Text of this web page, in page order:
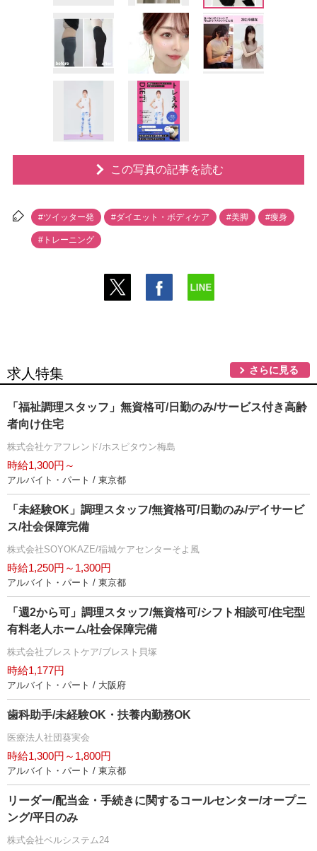
この写真の記事を読む
#ツイッター発 #ダイエット・ボディケア #美脚 #痩身
#トレーニング
求人特集 さらに見る
「福祉調理スタッフ」無資格可/日勤のみ/サービス付き高齢
者向け住宅
株式会社ケアフレンド/ホスピタウン梅島
時給1,300円～
アルバイト・パート / 東京都
「未経験OK」調理スタッフ/無資格可/日勤のみ/デイサービ
ス/社会保障完備
株式会社SOYOKAZE/稲城ケアセンターそよ風
時給1,250円～1,300円
アルバイト・パート / 東京都
「週2から可」調理スタッフ/無資格可/シフト相談可/住宅型
有料老人ホーム/社会保障完備
株式会社ブレストケア/ブレスト貝塚
時給1,177円
アルバイト・パート / 大阪府
歯科助手/未経験OK・扶養内勤務OK
医療法人社団葵実会
時給1,300円～1,800円
アルバイト・パート / 東京都
リーダー/配当金・手続きに関するコールセンター/オープニ
ング/平日のみ
株式会社ベルシステム24